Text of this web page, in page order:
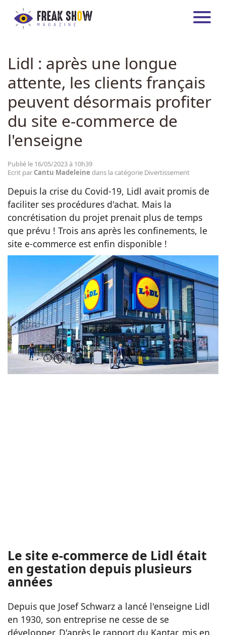
ENTREPRISE
INTERNATIONAL
MAISON
FREAKSHOW MAGAZINE ARTICLES
Lidl : après une longue
attente, les clients français
peuvent désormais profiter
du site e-commerce de
l'enseigne
Publié le 16/05/2023 à 10h39
Ecrit par Cantu Madeleine dans la catégorie Divertissement
Depuis la crise du Covid-19, Lidl avait promis de
faciliter ses procédures d'achat. Mais la
concrétisation du projet prenait plus de temps
que prévu ! Trois ans après les confinements, le
site e-commerce est enfin disponible !
Le site e-commerce de Lidl était
en gestation depuis plusieurs
années
Depuis que Josef Schwarz a lancé l'enseigne Lidl
en 1930, son entreprise ne cesse de se
développer. D'après le rapport du Kantar, mis en